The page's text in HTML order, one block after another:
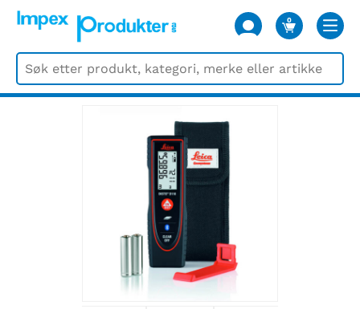
0
VARER